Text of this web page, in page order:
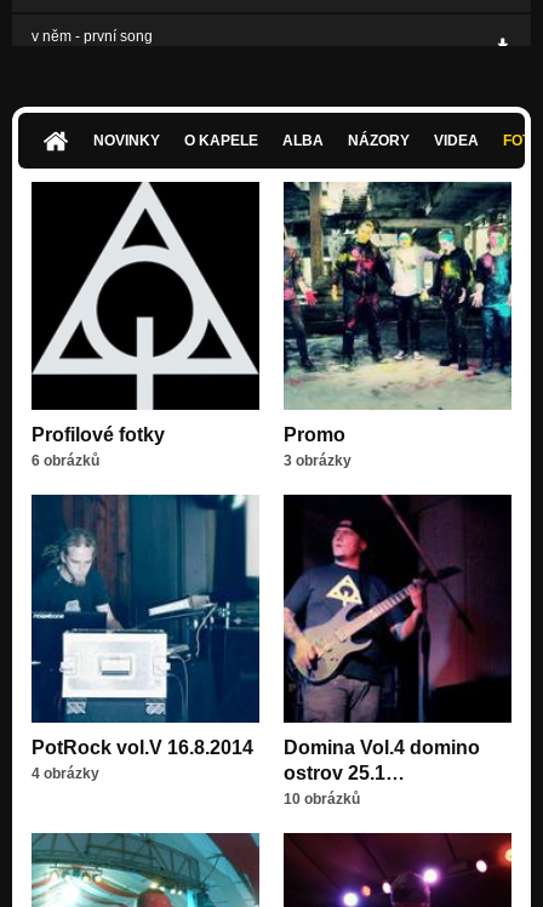
v něm - první song
NOVINKY O KAPELE ALBA NÁZORY VIDEA
Profilové fotky
6 obrázků
Promo
3 obrázky
PotRock vol.V 16.8.2014
4 obrázky
Domina Vol.4 domino
ostrov 25.1…
10 obrázků